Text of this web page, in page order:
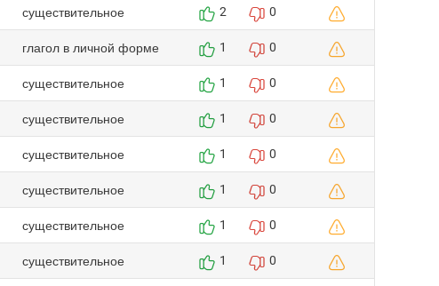
существительное 2 0
глагол в личной форме 1 0
существительное 1 0
существительное 1 0
существительное 1 0
существительное 1 0
существительное 1 0
существительное 1 0